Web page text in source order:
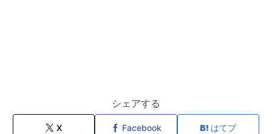
シェアする
X Facebook はてブ